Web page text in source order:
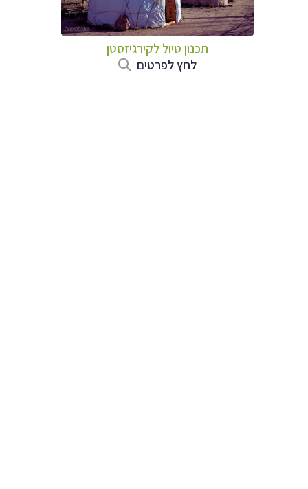
תכנון טיול לקירגיזסטן
לחץ לפרטים